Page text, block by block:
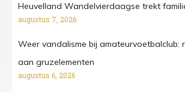
Heuvelland Wandelvierdaagse trekt
augustus 7, 2026
Weer vandalisme bij amateurvoetbalclub:
aan gruzelementen
augustus 6, 2026